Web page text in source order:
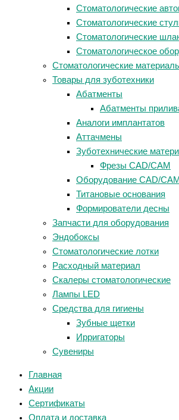
Стоматологические
Стоматологические
Стоматологические
Стоматологическое
Стоматологические
Товары для зуботехники
Абатменты
Абатменты
Аналоги имплантатов
Аттачмены
Зуботехнические
Фрезы CAD/CAM
Оборудование CAD/CAM
Титановые основания
Формирователи десны
Запчасти для оборудования
Эндобоксы
Стоматологические лотки
Расходный материал
Скалеры стоматологические
Лампы LED
Средства для гигиены
Зубные щетки
Ирригаторы
Сувениры
Главная
Акции
Сертификаты
Оплата и доставка